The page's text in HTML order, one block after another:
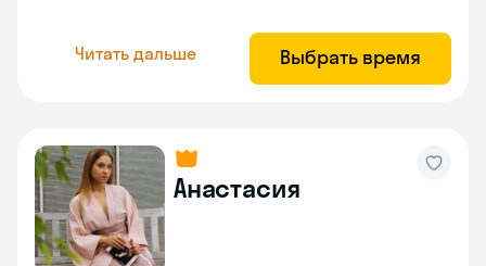
Читать дальше Выбрать время
Анастасия